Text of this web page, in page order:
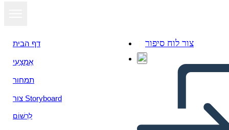
דף הבית
אֶמְצָעִי
תמחור
צור Storyboard
לִרְשׁוֹם
צור לוח סיפור